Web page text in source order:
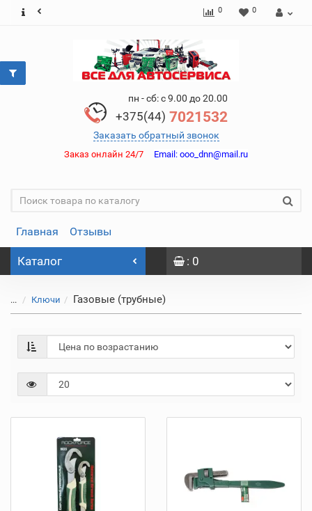
0 0
пн - сб: с 9.00 до 20.00
+375(44) 7021532
Заказать обратный звонок
Заказ онлайн 24/7 Email: ooo_dnn@mail.ru
Главная Отзывы
Каталог : 0
... Ключи Газовые (трубные)